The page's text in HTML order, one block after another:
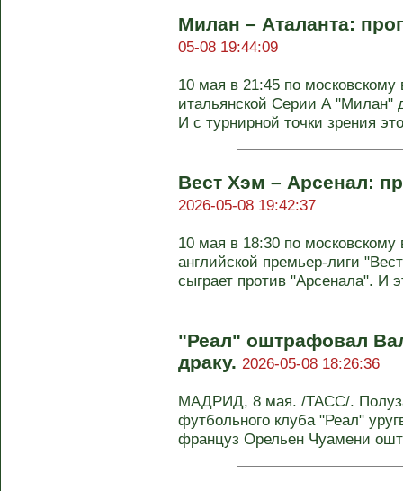
Милан – Аталанта:
05-08 19:44:09
10 мая в 21:45 по московскому
итальянской Серии А "Милан"
И с турнирной точки зрения
Вест Хэм – Арсенал:
2026-05-08 19:42:37
10 мая в 18:30 по московскому
английской премьер-лиги
сыграет против "Арсенала". И
"Реал" оштрафовал
драку. 2026-05-08 18:26:36
МАДРИД, 8 мая. /ТАСС/.
футбольного клуба "Реал"
француз Орельен Чуамени